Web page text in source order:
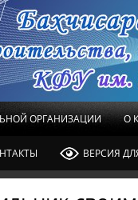
ОРГАНИЗАЦИИ О
ВЕРСИЯ